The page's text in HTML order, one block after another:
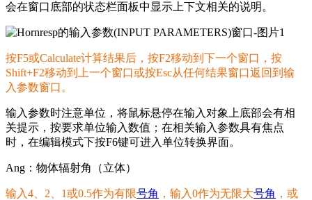
会在窗口底部的状态栏面板中显示上下文相关的说明。
按F5或Calculate计算结果后，按F2移动到下一个窗口，按
Shift+F2移动到上一个窗口或按Esc从任何结果窗口返回到输
入参数窗口。
输入参数时注意单位，将鼠标悬停在输入对象上底部会有相
关提示，按要求单位输入数值；在相关输入参数具有焦点
时，在编辑模式下按F6键可进入单位转换界面。
Ang：物体辐射角（立体）
输入4、2、1或0.5作为有限号角 ，输入0作为无限大号角 ，或